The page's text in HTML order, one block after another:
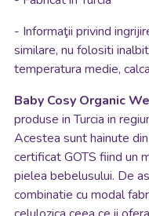
- Informaţii privind
similare, nu folositi
temperatura medie,
Baby Cosy Organic
produse in Turcia in
Acestea sunt hainute
certificat GOTS fiind un
pielea bebelusului. De
combinatie cu modal